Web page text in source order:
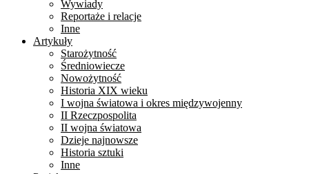
Wywiady
Reportaże i relacje
Inne
Artykuły
Starożytność
Średniowiecze
Nowożytność
Historia XIX wieku
I wojna światowa i okres międzywojenny
II Rzeczpospolita
II wojna światowa
Dzieje najnowsze
Historia sztuki
Inne